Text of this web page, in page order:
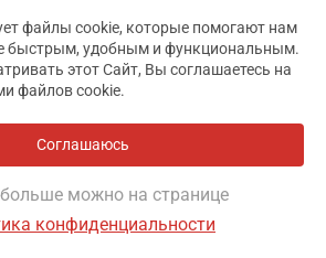
файлы cookie, которые помогают нам
быстрым, удобным и функциональным.
этот Сайт, Вы соглашаетесь на
файлов cookie.
Соглашаюсь
можно на странице
конфиденциальности
✕